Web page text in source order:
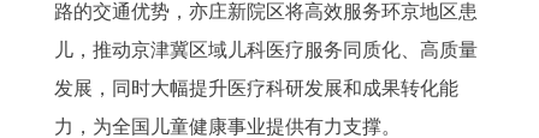
路的交通优势，亦庄新院区将高效服务环京地区患
儿，推动京津冀区域儿科医疗服务同质化、高质量
发展，同时大幅提升医疗科研发展和成果转化能
力，为全国儿童健康事业提供有力支撑。